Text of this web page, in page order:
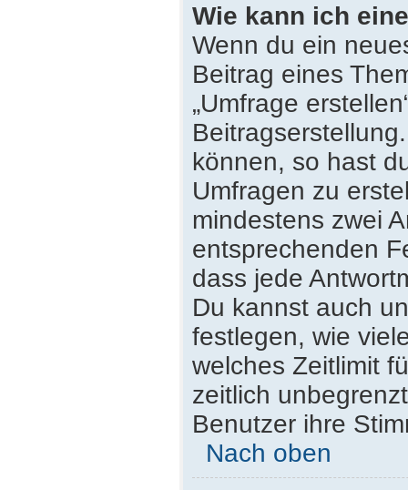
Wie kann ich
Wenn du ein
Beitrag eines
„Umfrage
können, so hast
Umfragen zu
mindestens zwei
entsprechenden
dass jede
Du kannst auch
festlegen, wie
welches Zeitlimit
zeitlich
Benutzer ihre
Nach oben